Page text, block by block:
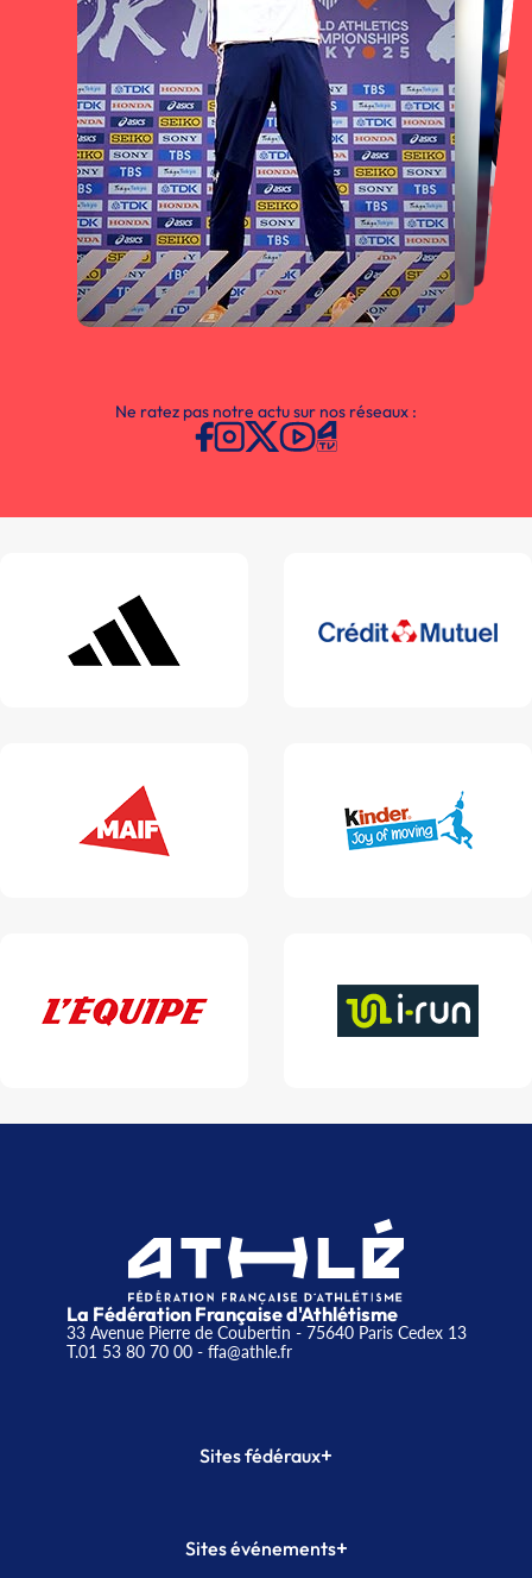
Ne ratez pas notre actu sur nos réseaux :
La Fédération Française d'Athlétisme
33 Avenue Pierre de Coubertin - 75640 Paris Cedex 13
T.01 53 80 70 00- ffa@athle.fr
Sites fédéraux+
Plateforme Formation
Sites événements+